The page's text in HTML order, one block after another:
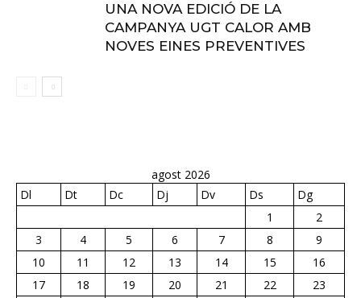
UNA NOVA EDICIÓ DE LA
CAMPANYA UGT CALOR AMB
NOVES EINES PREVENTIVES
agost 2026
Dl
Dt Dc Dj Dv Ds
Dg
1
2
3
4 5 6 7 8
9
10
11 12 13 14 15
16
17
18 19 20 21 22
23